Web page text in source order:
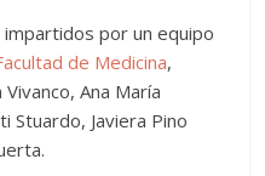
por un equipo
de Medicina,
Ana María
Stuardo, Javiera Pino